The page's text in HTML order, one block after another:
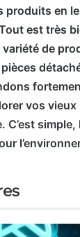
produits en
est très
de
vos
C’est simple,